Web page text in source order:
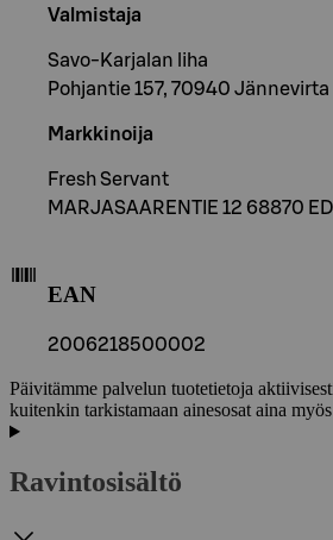
Valmistaja
Savo-Karjalan liha
Pohjantie 157, 70940 Jännevirta
Markkinoija
Fresh Servant
MARJASAARENTIE 12 68870
EAN
2006218500002
Päivitämme palvelun tuotetietoja
kuitenkin tarkistamaan ainesosat aina
Ravintosisältö